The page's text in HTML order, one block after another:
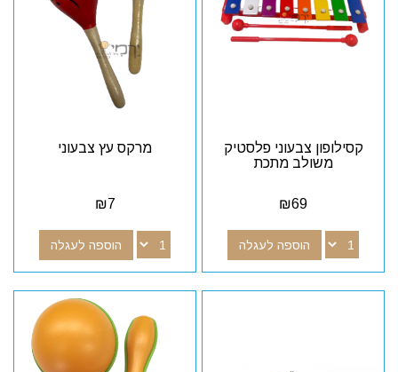
קסילופון צבעוני פלסטיק
משולב מתכת
₪69
הוספה לעגלה
מרקס עץ צבעוני
₪7
הוספה לעגלה